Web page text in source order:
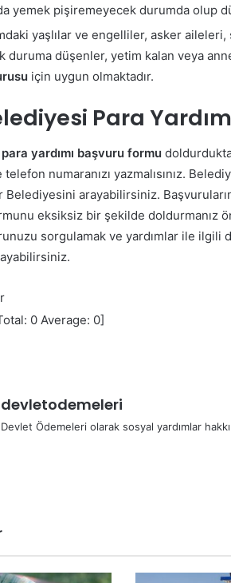
yemek pişiremeyecek durumda olup
yaşlılar ve engelliler, asker
duruma düşenler, yetim kalan veya
için uygun olmaktadır.
Para
yardımı başvuru formu
numaranızı yazmalısınız.
Belediyesini arayabilirsiniz.
eksiksiz bir şekilde doldurmanız
sorgulamak ve yardımlar ile
0 Average: 0]
devletodemeleri
Devlet Ödemeleri olarak sosyal yardımlar